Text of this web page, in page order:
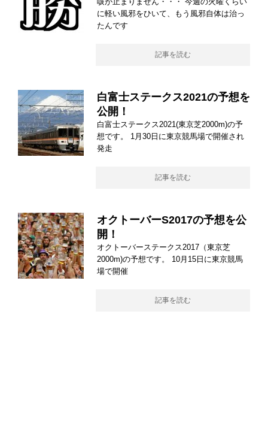
に軽い風邪をひいて、もう風邪自体は治っ
たんです
記事を読む
白富士ステークス2021の予想を
公開！
白富士ステークス2021(東京芝2000m)の予
想です。 1月30日に東京競馬場で開催され
発走
記事を読む
オクトーバーS2017の予想を公
開！
オクトーバーステークス2017（東京芝
2000m)の予想です。 10月15日に東京競馬
場で開催
記事を読む